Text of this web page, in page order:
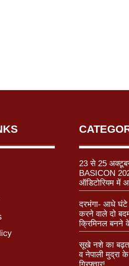
23 से 25
BASICON
ऑडिटोरियम में
दरभंगा- आधे घंटे
करने वाले दो
क्रिमिनल बनने
सूखे नशे का
व नेपाली मुद्रा